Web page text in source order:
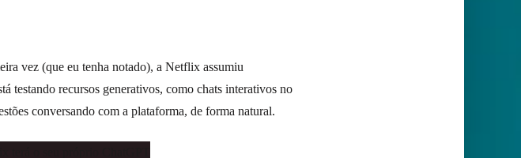
vez (que eu tenha notado), a Netflix assumiu
testando recursos generativos, como chats interativos no
conversando com a plataforma, de forma natural.